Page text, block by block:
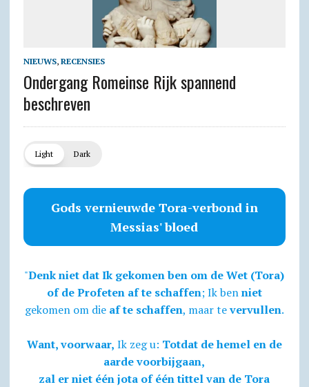
NIEUWS, RECENSIES
Ondergang Romeinse Rijk spannend
beschreven
Light Dark
Gods vernieuwde Tora-verbond in
Messias' bloed
"Denk niet dat Ik gekomen ben om de Wet (Tora)
of de Profeten af te schaffen; Ik benniet
gekomen om die af te schaffen, maar tevervullen.
Want, voorwaar, Ik zeg u: Totdat de hemel en de
aarde voorbijgaan,
zal er niet één jota of één tittel van de Tora